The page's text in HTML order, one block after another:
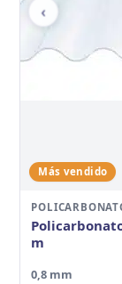
Más vendido
‹
m
0,8 mm